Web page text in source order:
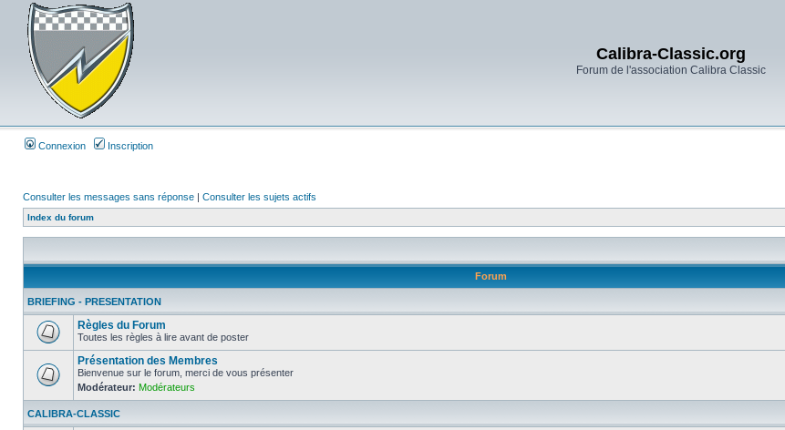
Calibra-Classic.org
Forum de l'association Calibra Classic
Connexion Inscription
Consulter les messages sans réponse | Consulter les sujets actifs
Index du forum
Forum
BRIEFING - PRESENTATION
Règles du Forum
Toutes les règles à lire avant de poster
Présentation des Membres
Bienvenue sur le forum, merci de vous présenter
Modérateur: Modérateurs
CALIBRA-CLASSIC